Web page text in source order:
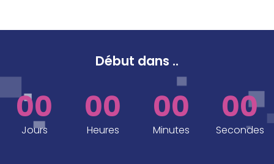
Début dans ..
00
Jours
00
Heures
00
Minutes
00
Secondes